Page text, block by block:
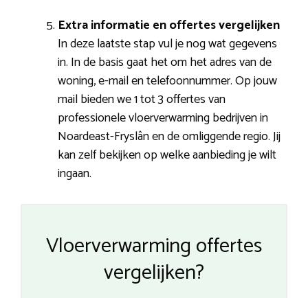
Extra informatie en offertes vergelijken
In deze laatste stap vul je nog wat gegevens
in. In de basis gaat het om het adres van de
woning, e-mail en telefoonnummer. Op jouw
mail bieden we 1 tot 3 offertes van
professionele vloerverwarming bedrijven in
Noardeast-Fryslân en de omliggende regio. Jij
kan zelf bekijken op welke aanbieding je wilt
ingaan.
Vloerverwarming offertes
vergelijken?